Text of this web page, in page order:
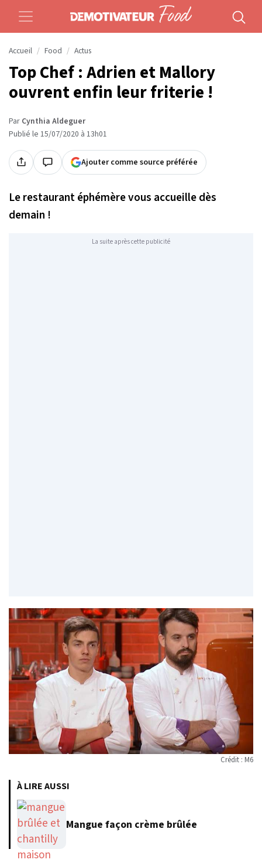
Accueil Food Actus
Top Chef : Adrien et Mallory
ouvrent enfin leur friterie !
Par Cynthia Aldeguer
Publié le 15/07/2020 à 13h01
Ajouter comme source préférée
Le restaurant éphémère vous accueille dès
demain !
La suite après cette publicité
Crédit : M6
À LIRE AUSSI
Mangue façon crème brûlée